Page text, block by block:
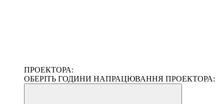
ПРОЕКТОРА:
ОБЕРІТЬ ГОДИНИ НАПРАЦЮВАННЯ ПРОЕКТОРА: